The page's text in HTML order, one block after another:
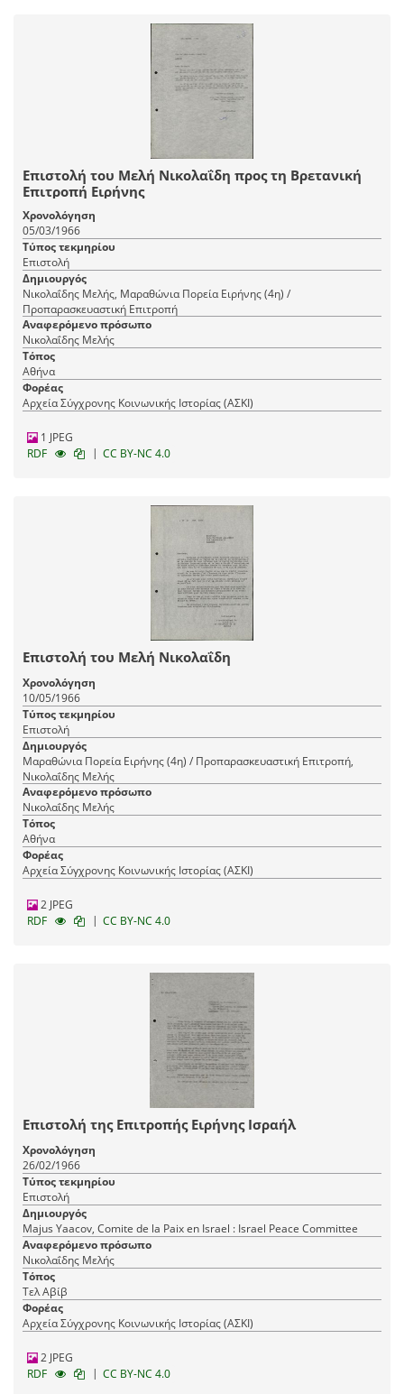
Επιστολή του Μελή Νικολαΐδη προς τη Βρετανική
Επιτροπή Ειρήνης
Χρονολόγηση
05/03/1966
Τύπος τεκμηρίου
Επιστολή
Δημιουργός
Νικολαΐδης Μελής, Μαραθώνια Πορεία Ειρήνης (4η) /
Προπαρασκευαστική Επιτροπή
Αναφερόμενο πρόσωπο
Νικολαΐδης Μελής
Τόπος
Αθήνα
Φορέας
Αρχεία Σύγχρονης Κοινωνικής Ιστορίας (ΑΣΚΙ)
1 JPEG
RDF
| CC BY-NC 4.0
Επιστολή του Μελή Νικολαΐδη
Χρονολόγηση
10/05/1966
Τύπος τεκμηρίου
Επιστολή
Δημιουργός
Μαραθώνια Πορεία Ειρήνης (4η) / Προπαρασκευαστική Επιτροπή,
Νικολαΐδης Μελής
Αναφερόμενο πρόσωπο
Νικολαΐδης Μελής
Τόπος
Αθήνα
Φορέας
Αρχεία Σύγχρονης Κοινωνικής Ιστορίας (ΑΣΚΙ)
2 JPEG
RDF
| CC BY-NC 4.0
Επιστολή της Επιτροπής Ειρήνης Ισραήλ
Χρονολόγηση
26/02/1966
Τύπος τεκμηρίου
Επιστολή
Δημιουργός
Majus Yaacov, Comite de la Paix en Israel : Israel Peace Committee
Αναφερόμενο πρόσωπο
Νικολαΐδης Μελής
Τόπος
Τελ Αβίβ
Φορέας
Αρχεία Σύγχρονης Κοινωνικής Ιστορίας (ΑΣΚΙ)
2 JPEG
RDF
| CC BY-NC 4.0